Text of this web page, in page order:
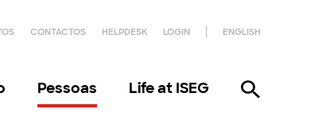
CONTACTOS HELPDESK LOGIN ENGLISH
Pessoas Life at ISEG